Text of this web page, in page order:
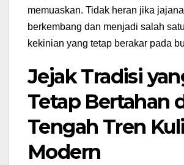
memuaskan. Tidak heran jika
berkembang dan menjadi salah
kekinian yang tetap berakar pada
Jejak Tradisi
Tetap Bertahan
Tengah Tren
Modern